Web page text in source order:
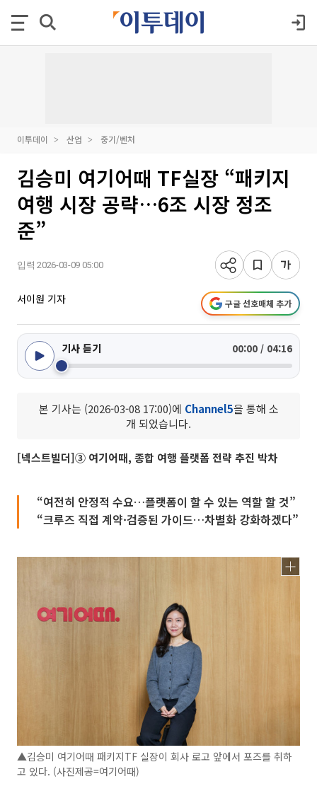
이투데이 산업 중기/벤처
김승미 여기어때 TF실장 “패키지
여행 시장 공략…6조 시장 정조
준”
입력 2026-03-09 05:00
서이원 기자 구글 선호매체 추가
기사 듣기 00:00 / 04:16
본 기사는 (2026-03-08 17:00)에 Channel5을 통해 소
개 되었습니다.
[넥스트빌더]③ 여기어때, 종합 여행 플랫폼 전략 추진 박차
“여전히 안정적 수요…플랫폼이 할 수 있는 역할 할 것”
“크루즈 직접 계약·검증된 가이드…차별화 강화하겠다”
▲김승미 여기어때 패키지TF 실장이 회사 로고 앞에서 포즈를 취하
고 있다. (사진제공=여기어때)